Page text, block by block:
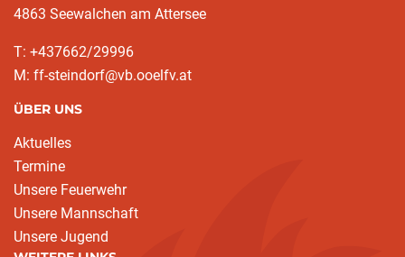
4863 Seewalchen am Attersee
T: +437662/29996
M: ff-steindorf@vb.ooelfv.at
ÜBER UNS
Aktuelles
Termine
Unsere Feuerwehr
Unsere Mannschaft
Unsere Jugend